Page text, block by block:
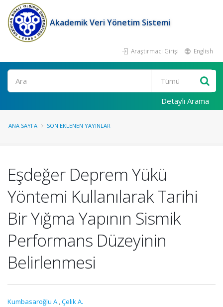
Akademik Veri Yönetim Sistemi
Araştırmacı Girişi English
Ara
Detaylı Arama
ANA SAYFA SON EKLENEN YAYINLAR
Eşdeğer Deprem Yükü
Yöntemi Kullanılarak Tarihi
Bir Yığma Yapının Sismik
Performans Düzeyinin
Belirlenmesi
Kumbasaroğlu A.,Çelik A.